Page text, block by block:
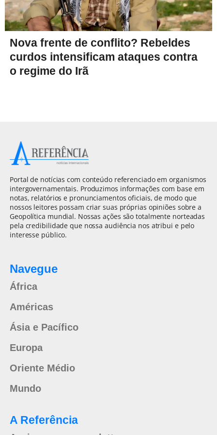
Nova frente de conflito? Rebeldes
curdos intensificam ataques contra
o regime do Irã
Portal de notícias com conteúdo referenciado em organismos
intergovernamentais. Produzimos informações com base em
notas, relatórios e pronunciamentos oficiais, de modo que
nossos leitores possam criar suas próprias opiniões sobre a
Geopolítica mundial. Nossas ações são totalmente norteadas
pela credibilidade que nossa audiência nos atribui e pelo
interesse público.
Navegue
África
Américas
Ásia e Pacífico
Europa
Oriente Médio
Mundo
A Referência